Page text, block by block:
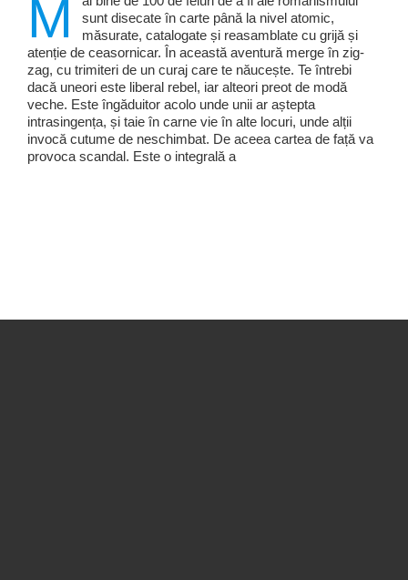
M
sunt disecate în carte până la nivel atomic,
măsurate, catalogate și reasamblate cu grijă și
atenție de ceasornicar. În această aventură merge în zig-
zag, cu trimiteri de un curaj care te năucește. Te întrebi
dacă uneori este liberal rebel, iar alteori preot de modă
veche. Este îngăduitor acolo unde unii ar aștepta
intrasingența, și taie în carne vie în alte locuri, unde alții
invocă cutume de neschimbat. De aceea cartea de față va
provoca scandal. Este o integrală a